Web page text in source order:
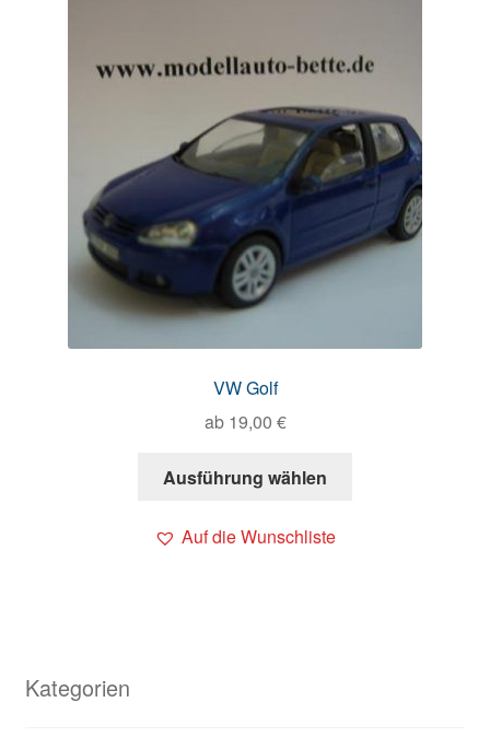
VW Golf
ab 19,00 €
Ausführung wählen
Auf die Wunschliste
Kategorien